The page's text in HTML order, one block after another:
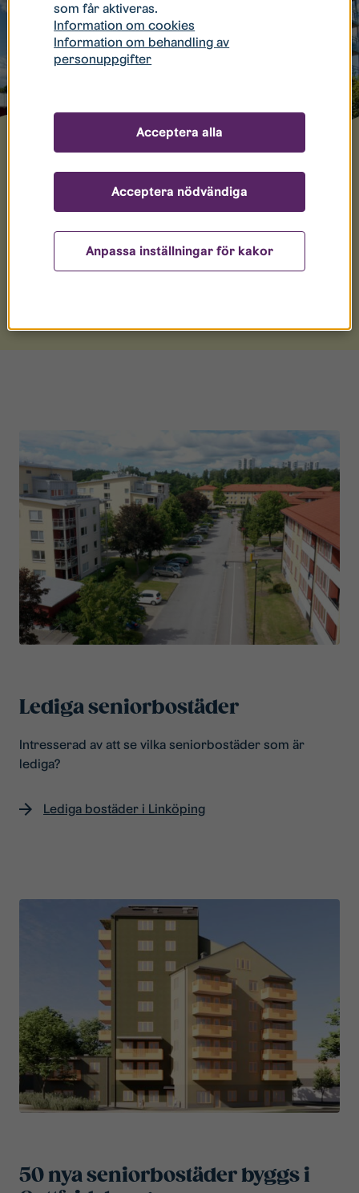
Våra seniorkvarter
Vi har totalt 9 seniorkvarter i olika delar av
Lediga seniorbostäder
Intresserad av att se vilka seniorbostäder som är
lediga?
Lediga bostäder i Linköping
50 nya seniorbostäder byggs i
som får aktiveras.
Information om cookies
Information om behandling av
personuppgifter
Anpassa inställningar för kakor
Acceptera nödvändiga
Acceptera alla